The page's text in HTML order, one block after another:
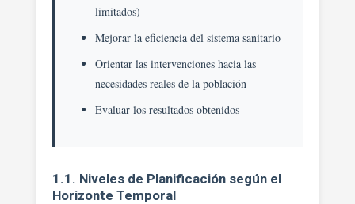
limitados)
Mejorar la eficiencia del sistema sanitario
Orientar las intervenciones hacia las
necesidades reales de la población
Evaluar los resultados obtenidos
1.1. Niveles de Planificación según el
Horizonte Temporal